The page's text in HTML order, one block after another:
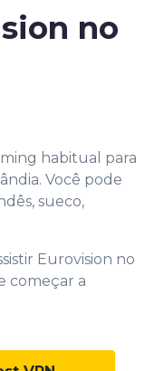
no
habitual para
Você pode
sueco,
Eurovision no
começar a